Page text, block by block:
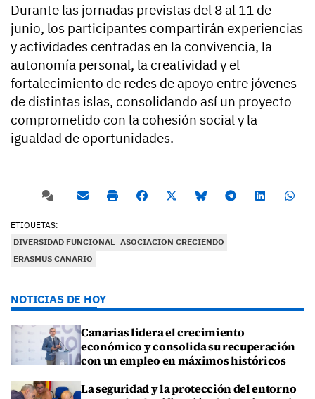
Durante las jornadas previstas del 8 al 11 de
junio, los participantes compartirán experiencias
y actividades centradas en la convivencia, la
autonomía personal, la creatividad y el
fortalecimiento de redes de apoyo entre jóvenes
de distintas islas, consolidando así un proyecto
comprometido con la cohesión social y la
igualdad de oportunidades.
ETIQUETAS:
DIVERSIDAD FUNCIONAL
ASOCIACION CRECIENDO
ERASMUS CANARIO
NOTICIAS DE HOY
Canarias lidera el crecimiento
económico y consolida su recuperación
con un empleo en máximos históricos
La seguridad y la protección del entorno